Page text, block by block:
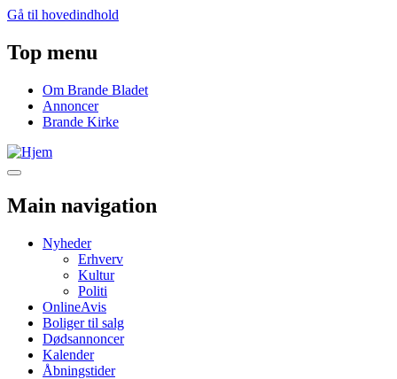
Gå til hovedindhold
Top menu
Om Brande Bladet
Annoncer
Brande Kirke
Main navigation
Nyheder
Erhverv
Kultur
Politi
OnlineAvis
Boliger til salg
Dødsannoncer
Kalender
Åbningstider